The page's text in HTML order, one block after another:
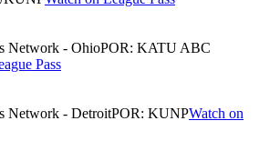
Network - OhioPOR: KATU ABC
Pass
Network - DetroitPOR: KUNPWatch on